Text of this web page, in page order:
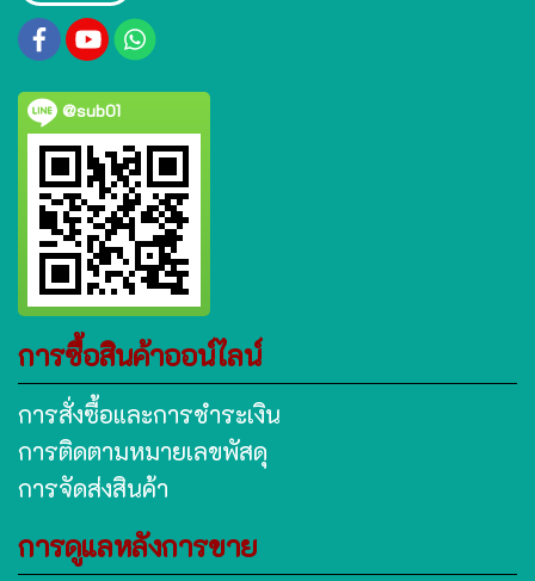
@sub01
การซื้อสินค้าออน์ไลน์
การสั่งซื้อและการชำระเงิน
การติดตามหมายเลขพัสดุ
การจัดส่งสินค้า
การดูแลหลังการขาย